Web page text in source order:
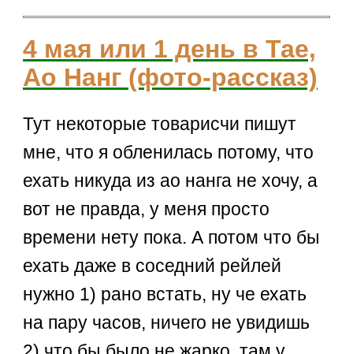
4 мая или 1 день в Тае,
Ао Нанг (фото-рассказ)
Тут некоторые товарисчи пишут
мне, что я обленилась потому, что
ехать никуда из ао нанга не хочу, а
вот не правда, у меня просто
времени нету пока. А потом что бы
ехать даже в соседний рейлей
нужно 1) рано встать, ну че ехать
на пару часов, ничего не увидишь